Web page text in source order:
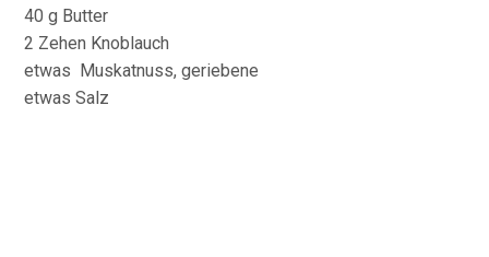
40 g Butter
2 Zehen Knoblauch
etwas Muskatnuss, geriebene
etwas Salz